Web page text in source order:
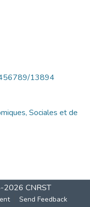
13894
Sociales et de
2026 CNRST
Send Feedback